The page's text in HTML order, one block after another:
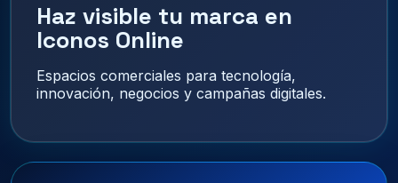
Haz visible tu marca en
Iconos Online
Espacios comerciales para tecnología,
innovación, negocios y campañas digitales.